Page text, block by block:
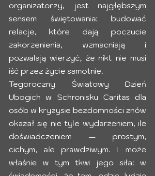
organizatorzy, jest najgłębszym
sensem świętowania: budować
relacje, które dają poczucie
zakorzenienia, wzmacniają i
pozwalają wierzyć, że nikt nie musi
iść przez życie samotnie.
Tegoroczny Światowy Dzień
Ubogich w Schronisku Caritas dla
osób w kryzysie bezdomności znów
okazał się nie tyle wydarzeniem, ile
doświadczeniem — prostym,
cichym, ale prawdziwym. I może
właśnie w tym tkwi jego siła: w